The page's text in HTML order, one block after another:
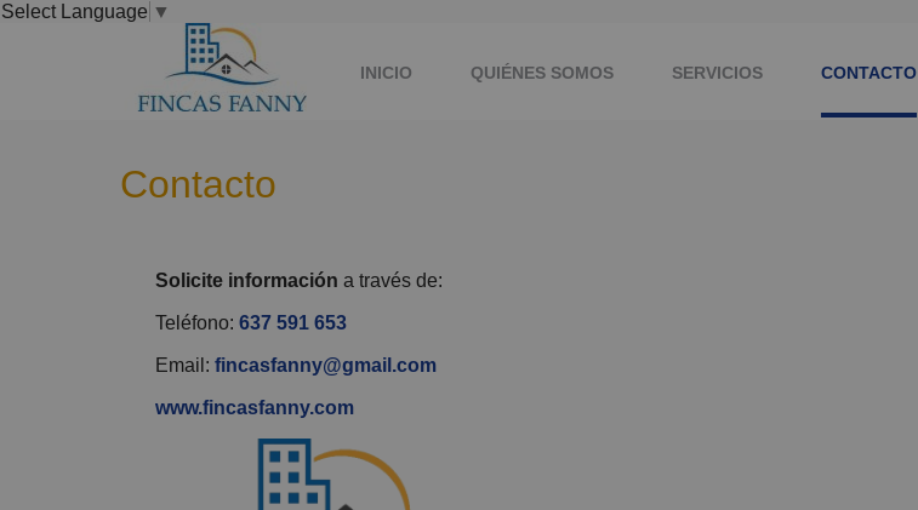
Select Language ▼
INICIO QUIÉNES SOMOS SERVICIOS CONTACTO
Contacto
Solicite información a través de:
Teléfono: 637 591 653
Email: fincasfanny@gmail.com
www.fincasfanny.com